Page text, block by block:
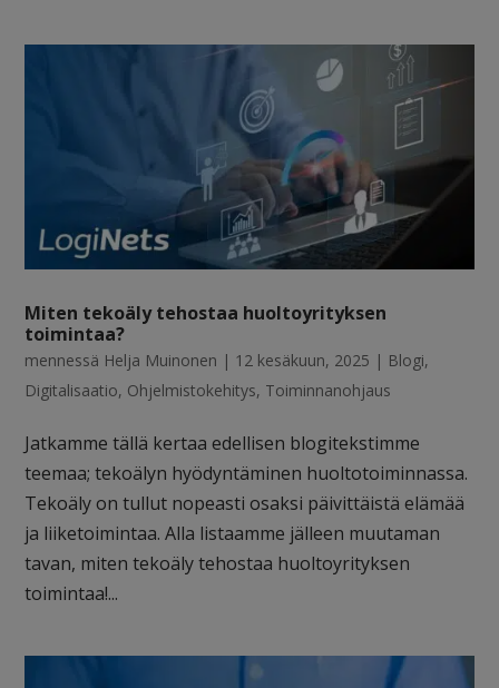
Miten tekoäly tehostaa huoltoyrityksen
toimintaa?
mennessä Helja Muinonen | 12 kesäkuun, 2025 | Blogi,
Digitalisaatio, Ohjelmistokehitys, Toiminnanohjaus
Jatkamme tällä kertaa edellisen blogitekstimme
teemaa; tekoälyn hyödyntäminen huoltotoiminnassa.
Tekoäly on tullut nopeasti osaksi päivittäistä elämää
ja liiketoimintaa. Alla listaamme jälleen muutaman
tavan, miten tekoäly tehostaa huoltoyrityksen
toimintaa!...